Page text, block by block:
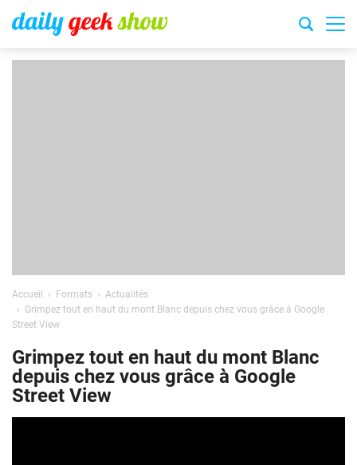
Accueil Formats
Actualités
Grimpez tout en haut du mont Blanc depuis chez vous grâce à Google
Street View
Grimpez tout en haut du mont Blanc
depuis chez vous grâce à Google
Street View